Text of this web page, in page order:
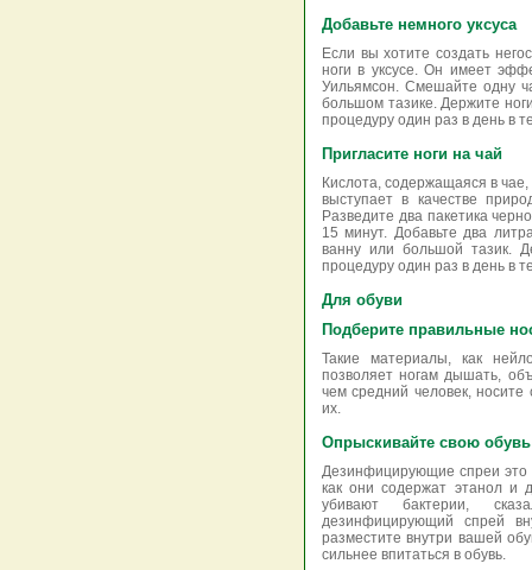
Добавьте немного уксуса
Если вы хотите создать
ноги в уксусе. Он имеет
Уильямсон. Смешайте одну
большом тазике. Держите
процедуру один раз в день в
Пригласите ноги на чай
Кислота, содержащаяся в
выступает в качестве
Разведите два пакетика
15 минут. Добавьте два
ванну или большой тазик.
процедуру один раз в день в
Для обуви
Подберите правильные
Такие материалы, как
позволяет ногам дышать,
чем средний человек,
их.
Опрыскивайте свою обувь
Дезинфицирующие спреи это
как они содержат этанол и
убивают бактерии,
дезинфицирующий спрей
разместите внутри вашей
сильнее впитаться в обувь.